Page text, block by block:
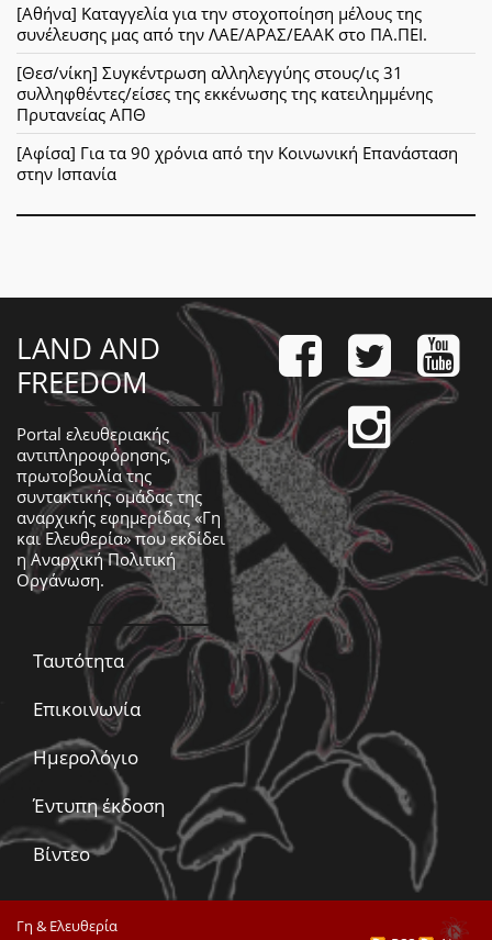
[Αθήνα] Καταγγελία για την στοχοποίηση μέλους της
συνέλευσης μας από την ΛΑΕ/ΑΡΑΣ/ΕΑΑΚ στο ΠΑ.ΠΕΙ.
[Θεσ/νίκη] Συγκέντρωση αλληλεγγύης στους/ις 31
συλληφθέντες/είσες της εκκένωσης της κατειλημμένης
Πρυτανείας ΑΠΘ
[Αφίσα] Για τα 90 χρόνια από την Κοινωνική Επανάσταση
στην Ισπανία
LAND AND
FREEDOM
Portal ελευθεριακής
αντιπληροφόρησης,
πρωτοβουλία της
συντακτικής ομάδας της
αναρχικής εφημερίδας «Γη
και Ελευθερία» που εκδίδει
ηΑναρχική Πολιτική
Οργάνωση.
Ταυτότητα
Επικοινωνία
Ημερολόγιο
Έντυπη έκδοση
Βίντεο
Γη & Ελευθερία